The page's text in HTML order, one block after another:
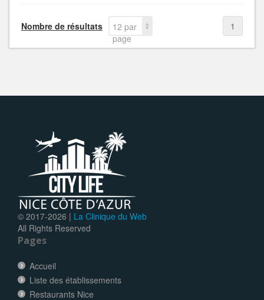
Nombre de résultats
12 par
page
1
© 2017-2026 | La Clinique du Web
All Rights Reserved
Pages
Accueil
Liste des établissements
Restaurants Nice